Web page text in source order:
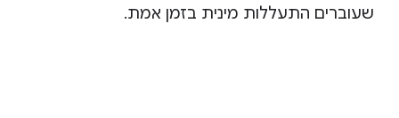
שעוברים התעללות מינית בזמן אמת.